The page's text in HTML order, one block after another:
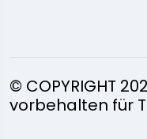
© COPYRIGHT
vorbehalten für